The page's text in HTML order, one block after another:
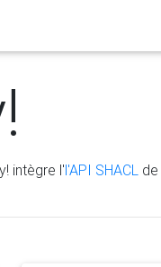
intègre l'l'API SHACL de